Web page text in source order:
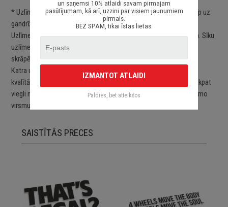
* Uzlīme jālīmē uz gludas, attīrītas un sausas virsmas. Uzlīmes līp uz
gandrīz visām neporainām un taisnām vai viegli liektām virsmām.
Uzlīmes noturība ir atkarīga no izvēlētās virsmas un novietojuma. Sīku
uzlīmes detaļu noturība samazinās virsmu regulāri deformējot,
skrāpējot vai mazgājot.
Katra uzlīme ir izgriezta vai printēta pēc pasūtījuma uz augstas
kvalītātes ORACAL līmplēvēm. Uzlīmes ir viegli uzlīmējamas un tikpat
viegli noņemamas. Uzlīmes pēc to noņemšanas nebojā aplīmējamo
virsmu.
SAISTĪTĀS PRECES
un saņemsi 10% atlaidi savam pirmajam
pasūtījumam, kā arī, uzzini par visiem jaunumiem
pirmais.
BEZ SPAM, tikai īstas lietas.
IZMANTOT ATLAIDI
Paldies, bet atteikšos